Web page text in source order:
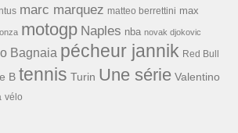
marc marquez matteo berrettini max
motogp Naples nba novak djokovic
Bagnaia pécheur jannik Red Bull
B tennis Turin Une série Valentino
vélo